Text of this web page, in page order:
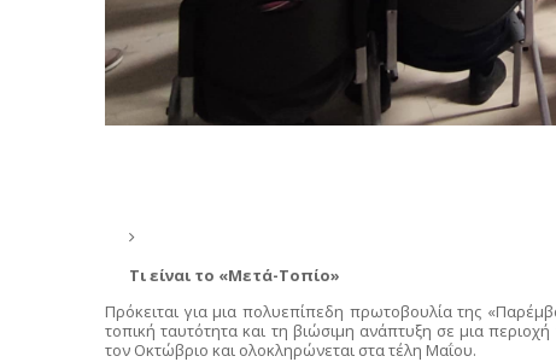
Τι είναι το «Μετά-Τοπίο»
Πρόκειται για μια πολυεπίπεδη πρωτοβουλία της
τοπική ταυτότητα και τη βιώσιμη ανάπτυξη σε μια
τον Οκτώβριο και ολοκληρώνεται στα τέλη Μαΐου.